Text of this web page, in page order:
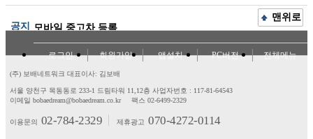
공지 모바일 중고차 등록
맨위로
로그인 회원가입 앱설치 PC버전 전체메뉴
(주) 보배네트워크 대표이사: 김보배
서울 양천구 목동동로 233-1 드림타워 11,12층 사업자번호 : 117-81-64543
이메일 bobaedream@bobaedream.co.kr
팩스 02-6499-2329
이용문의 02-784-2329 제휴광고 070-4272-0114